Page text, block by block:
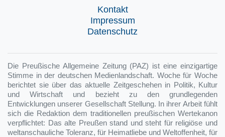
Kontakt
Impressum
Datenschutz
Die Preußische Allgemeine Zeitung (PAZ) ist eine einzigartige
Stimme in der deutschen Medienlandschaft. Woche für Woche
berichtet sie über das aktuelle Zeitgeschehen in Politik, Kultur
und Wirtschaft und bezieht zu den grundlegenden
Entwicklungen unserer Gesellschaft Stellung. In ihrer Arbeit fühlt
sich die Redaktion dem traditionellen preußischen Wertekanon
verpflichtet: Das alte Preußen stand und steht für religiöse und
weltanschauliche Toleranz, für Heimatliebe und Weltoffenheit, für